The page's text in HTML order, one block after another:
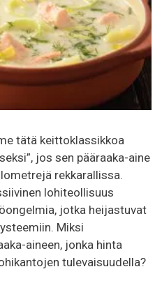
tätä keittoklassikkoa
jos sen pääraaka-aine
rekkarallissa.
lohiteollisuus
jotka heijastuvat
Miksi
aineen, jonka hinta
tulevaisuudella?